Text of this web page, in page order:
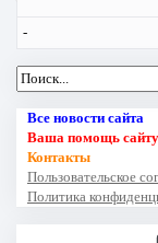
-
Все новости сайта
Ваша помощь сайту
Контакты
Пользовательское
Политика